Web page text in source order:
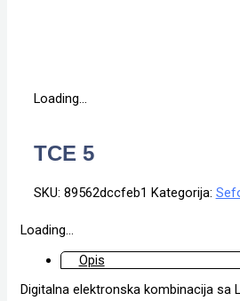
Loading...
TCE 5
SKU: 89562dccfeb1 Kategorija:
Loading...
Opis
Digitalna elektronska kombinacija sa